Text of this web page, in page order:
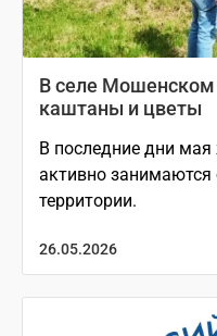
В селе Мошенском
каштаны и цветы
В последние дни
активно занимаются
территории.
26.05.2026